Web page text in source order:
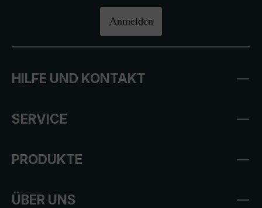
Anmelden
HILFE UND KONTAKT
SERVICE
PRODUKTE
ÜBER UNS